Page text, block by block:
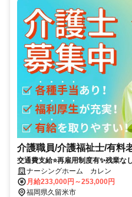
介護職員/介護福祉士/有料
交通費支給⭐️再雇用制度有✨残業な
✨高額求人
ナーシングホーム カレン
月給233,000円～253,000円
福岡県久留米市